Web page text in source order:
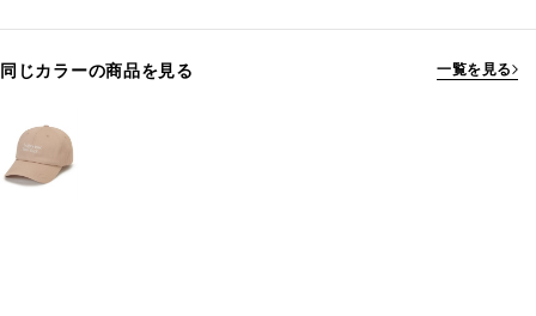
同じカラーの商品を見る 一覧を見る